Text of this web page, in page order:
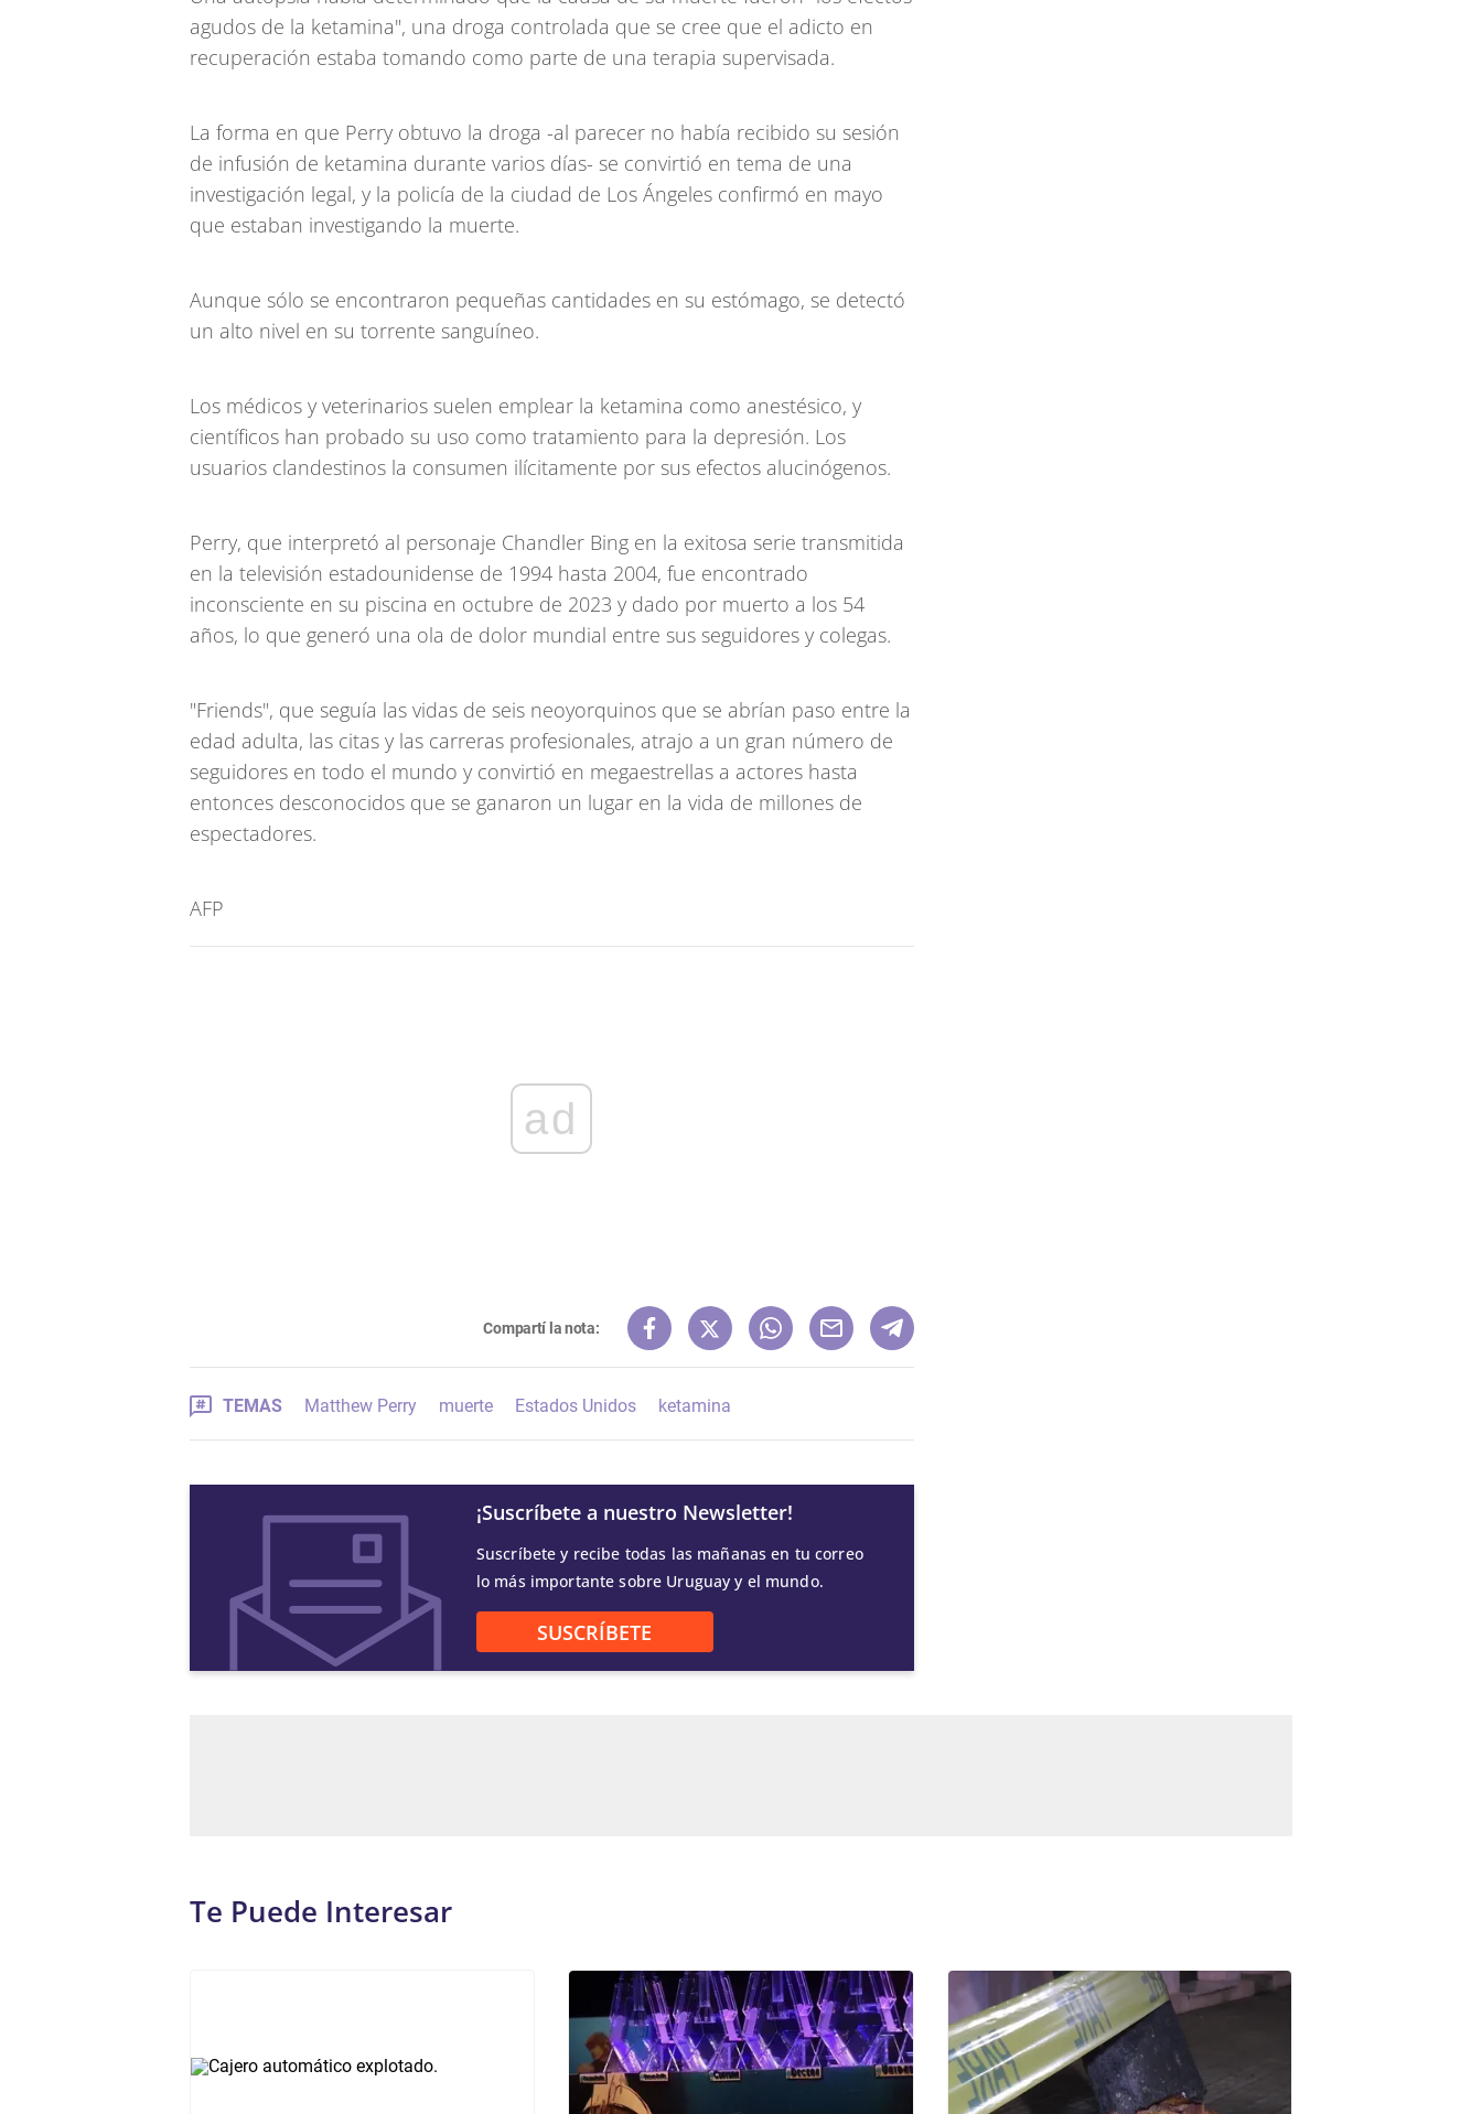
agudos de la ketamina", una droga controlada que se cree que el adicto en
recuperación estaba tomando como parte de una terapia supervisada.
La forma en que Perry obtuvo la droga -al parecer no había recibido su sesión
de infusión de ketamina durante varios días- se convirtió en tema de una
investigación legal, y la policía de la ciudad de Los Ángeles confirmó en mayo
que estaban investigando la muerte.
Aunque sólo se encontraron pequeñas cantidades en su estómago, se detectó
un alto nivel en su torrente sanguíneo.
Los médicos y veterinarios suelen emplear la ketamina como anestésico, y
científicos han probado su uso como tratamiento para la depresión. Los
usuarios clandestinos la consumen ilícitamente por sus efectos alucinógenos.
Perry, que interpretó al personaje Chandler Bing en la exitosa serie transmitida
en la televisión estadounidense de 1994 hasta 2004, fue encontrado
inconsciente en su piscina en octubre de 2023 y dado por muerto a los 54
años, lo que generó una ola de dolor mundial entre sus seguidores y colegas.
"Friends", que seguía las vidas de seis neoyorquinos que se abrían paso entre la
edad adulta, las citas y las carreras profesionales, atrajo a un gran número de
seguidores en todo el mundo y convirtió en megaestrellas a actores hasta
entonces desconocidos que se ganaron un lugar en la vida de millones de
espectadores.
AFP
ad
Compartí la nota:
TEMAS Matthew Perry muerte Estados Unidos ketamina
¡Suscríbete a nuestro Newsletter!
Suscríbete y recibe todas las mañanas en tu correo
lo más importante sobre Uruguay y el mundo.
SUSCRÍBETE
Te Puede Interesar